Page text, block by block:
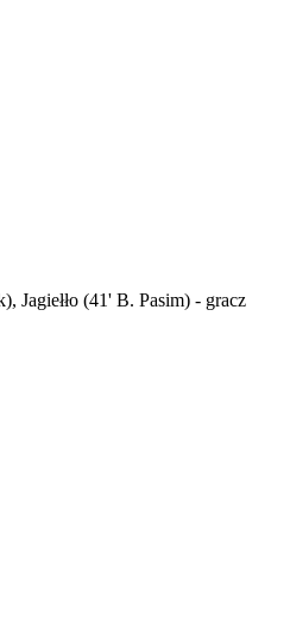
(41' B. Pasim) - gracz